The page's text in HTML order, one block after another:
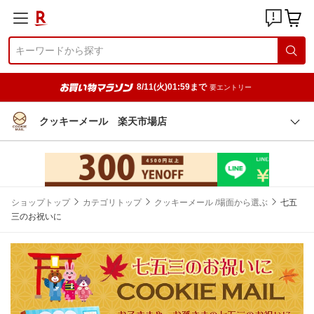
8/11(火)01:59まで 要エントリー
クッキーメール 楽天市場店
ショップトップ カテゴリトップ クッキーメール /場面から選ぶ
七五
三のお祝いに